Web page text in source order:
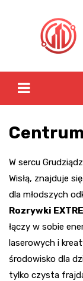
Centrum
W sercu
Wisłą, znajduje
dla młodszych
Rozrywki
łączy w sobie
laserowych i
środowisko dla
tylko czysta